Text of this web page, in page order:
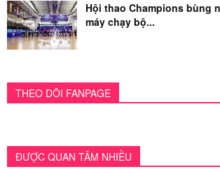
Hội thao Champions bùng
máy chạy bộ...
THEO DÕI FANPAGE
ĐƯỢC QUAN TÂM NHIỀU